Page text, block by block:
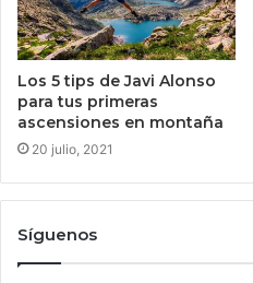
Los 5 tips de Javi Alonso
para tus primeras
ascensiones en montaña
20 julio, 2021
Síguenos